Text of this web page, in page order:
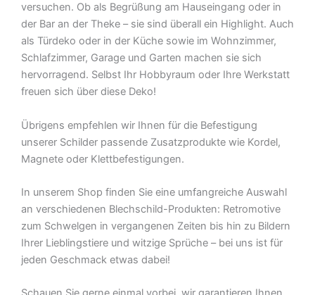
versuchen. Ob als Begrüßung am Hauseingang oder in
der Bar an der Theke – sie sind überall ein Highlight. Auch
als Türdeko oder in der Küche sowie im Wohnzimmer,
Schlafzimmer, Garage und Garten machen sie sich
hervorragend. Selbst Ihr Hobbyraum oder Ihre Werkstatt
freuen sich über diese Deko!
Übrigens empfehlen wir Ihnen für die Befestigung
unserer Schilder passende Zusatzprodukte wie Kordel,
Magnete oder Klettbefestigungen.
In unserem Shop finden Sie eine umfangreiche Auswahl
an verschiedenen Blechschild-Produkten: Retromotive
zum Schwelgen in vergangenen Zeiten bis hin zu Bildern
Ihrer Lieblingstiere und witzige Sprüche – bei uns ist für
jeden Geschmack etwas dabei!